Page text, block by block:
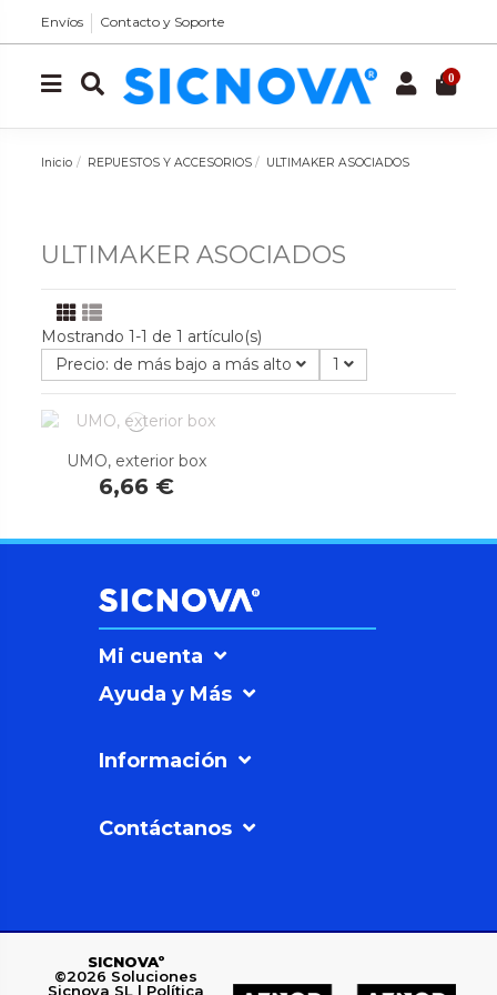
Envíos Contacto y Soporte
0
Inicio REPUESTOS Y ACCESORIOS ULTIMAKER ASOCIADOS
ULTIMAKER ASOCIADOS
Mostrando 1-1 de 1 artículo(s)
Precio: de más bajo a más alto
1
UMO, exterior box
6,66 €
Mi cuenta
Ayuda y Más
Información
Contáctanos
SICNOVAº
©2026 Soluciones
Sicnova SL | Política